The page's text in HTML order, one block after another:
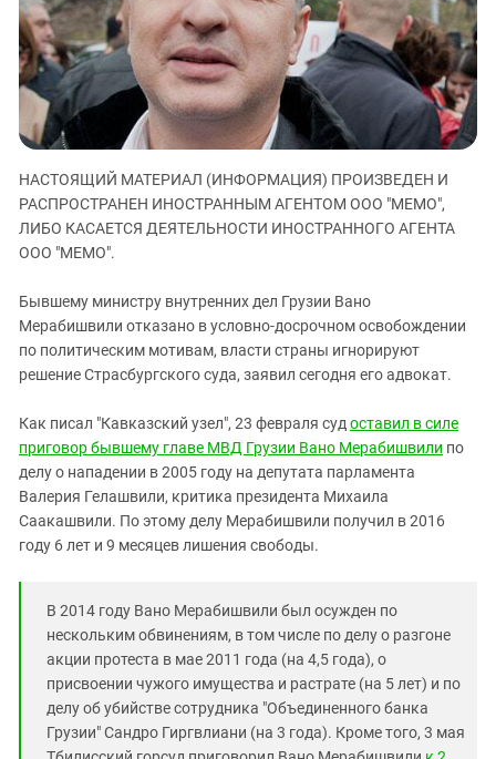
ЗАСТАВЛЯЕТ
КАВКАЗ ЗА ПАЛЕСТИНУ
ИНАКОМЫСЛИЕ В ЧЕЧНЕ
ПРЕСЛЕДОВАНИЕ АКТИВИСТОВ
МОБИЛИЗАЦИЯ И ПРОТЕСТЫ
Дагестан
Ингушетия
Кабардино-Балкария
Калмыкия
Краснодарский край
Нагорный Карабах
Российская Федерация
Северная Осетия - Алания
Чечня
Южная Осетия
Южный Кавказ
НАСТОЯЩИЙ МАТЕРИАЛ (ИНФОРМАЦИЯ) ПРОИЗВЕДЕН И
РАСПРОСТРАНЕН ИНОСТРАННЫМ АГЕНТОМ ООО "МЕМО",
ЛИБО КАСАЕТСЯ ДЕЯТЕЛЬНОСТИ ИНОСТРАННОГО АГЕНТА
ООО "МЕМО".
Бывшему министру внутренних дел Грузии Вано
Мерабишвили отказано в условно-досрочном освобождении
по политическим мотивам, власти страны игнорируют
решение Страсбургского суда, заявил сегодня его адвокат.
Как писал "Кавказский узел", 23 февраля суд оставил в силе
приговор бывшему главе МВД Грузии Вано Мерабишвили по
делу о нападении в 2005 году на депутата парламента
Валерия Гелашвили, критика президента Михаила
Саакашвили. По этому делу Мерабишвили получил в 2016
году 6 лет и 9 месяцев лишения свободы.
В 2014 году Вано Мерабишвили был осужден по
нескольким обвинениям, в том числе по делу о разгоне
акции протеста в мае 2011 года (на 4,5 года), о
присвоении чужого имущества и растрате (на 5 лет) и по
делу об убийстве сотрудника "Объединенного банка
Грузии" Сандро Гиргвлиани (на 3 года). Кроме того, 3 мая